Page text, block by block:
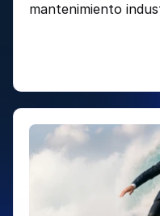
mantenimiento